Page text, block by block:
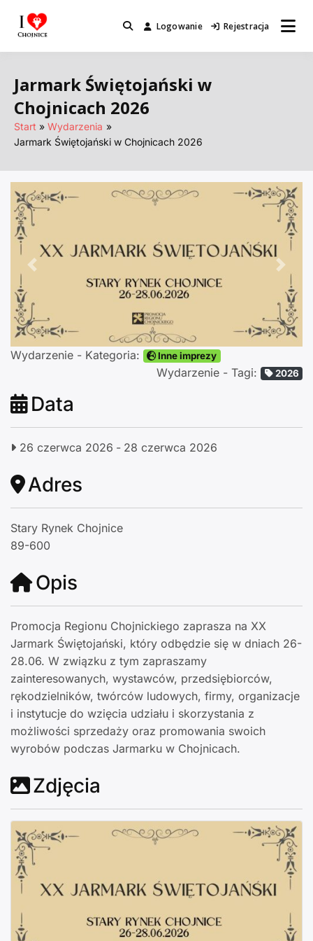
Miejsca które warto odwiedzić.
Logowanie Rejestracja
Jarmark Świętojański w
Chojnicach 2026
Start
Wydarzenia
Jarmark Świętojański w Chojnicach 2026
Poprzednie
Wydarzenie - Kategoria: Inne imprezy
Wydarzenie - Tagi: 2026
Data
26 czerwca 2026 - 28 czerwca 2026
Adres
Stary Rynek Chojnice
89-600
Opis
Promocja Regionu Chojnickiego zaprasza na XX
Jarmark Świętojański, który odbędzie się w dniach 26-
28.06. W związku z tym zapraszamy
zainteresowanych, wystawców, przedsiębiorców,
rękodzielników, twórców ludowych, firmy, organizacje
i instytucje do wzięcia udziału i skorzystania z
możliwości sprzedaży oraz promowania swoich
wyrobów podczas Jarmarku w Chojnicach.
Zdjęcia